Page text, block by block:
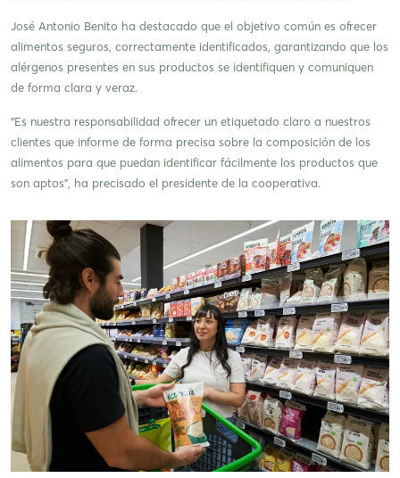
José Antonio Benito ha destacado que el objetivo común es ofrecer
alimentos seguros, correctamente identificados, garantizando que los
alérgenos presentes en sus productos se identifiquen y comuniquen
de forma clara y veraz.
“Es nuestra responsabilidad ofrecer un etiquetado claro a nuestros
clientes que informe de forma precisa sobre la composición de los
alimentos para que puedan identificar fácilmente los productos que
son aptos”, ha precisado el presidente de la cooperativa.